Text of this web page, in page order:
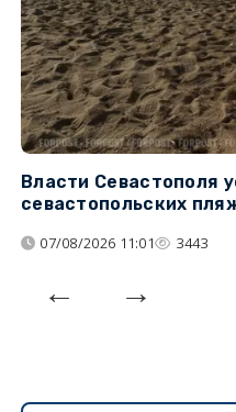
Власти Севастополя
севастопольских
07/08/2026 11:01 3443